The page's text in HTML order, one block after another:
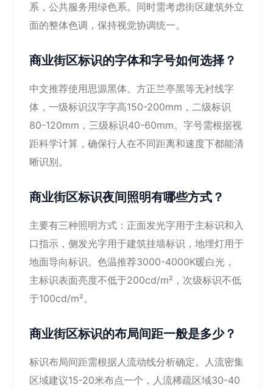
系，公共服务用绿色系。同时需考虑街区建筑外立
面的整体色调，保持视觉协调统一。
商业街区标识的字体和字号如何选择？
中文推荐使用思源黑体、方正兰亭黑等无衬线字
体，一级标识汉字字高150-200mm，二级标识
80-120mm，三级标识40-60mm。字号需根据视
距科学计算，确保行人在不同距离和速度下都能清
晰识别。
商业街区标识夜间照明有哪些方式？
主要有三种照明方式：正面发光字用于主标识和入
口指示，侧发光字用于建筑挂墙标识，地埋灯用于
地面导向标识。色温推荐3000-4000K暖白光，
主标识表面亮度不低于200cd/m²，次级标识不低
于100cd/m²。
商业街区标识的布局间距一般是多少？
标识布局间距需根据人流动线分析确定。人流密集
区域建议15-20米布点一个，人流稀疏区域30-40